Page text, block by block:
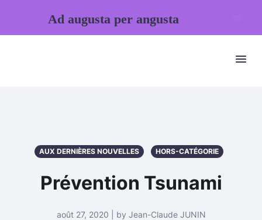
AUX DERNIÈRES NOUVELLES HORS-CATÉGORIE
Prévention Tsunami
août 27, 2020 | by Jean-Claude JUNIN
Ad augusta per angusta